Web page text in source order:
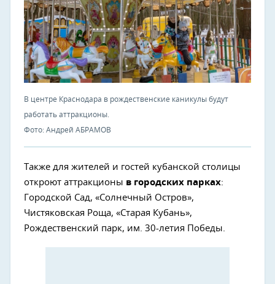
В центре Краснодара в рождественские каникулы будут
работать аттракционы.
Фото: Андрей АБРАМОВ
Также для жителей и гостей кубанской столицы
откроют аттракционы в городских парках:
Городской Сад, «Солнечный Остров»,
Чистяковская Роща, «Старая Кубань»,
Рождественский парк, им. 30-летия Победы.